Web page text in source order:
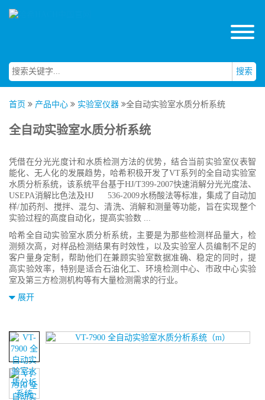
搜索
首页 产品中心 实验室仪器 全自动实验室水质分析系统
全自动实验室水质分析系统
凭借在分光光度计和水质检测方法的优势，结合当前实验室仪表智
能化、无人化的发展趋势，哈希积极开发了VT系列的全自动实验室
水质分析系统，该系统平台基于HJ/T399-2007快速消解分光光度法、
USEPA消解比色法及HJ 536-2009水杨酸法等标准，集成了自动加
样/加药剂、搅拌、混匀、清洗、消解和测量等功能，旨在实现整个
实验过程的高度自动化，提高实验数 ...
哈希全自动实验室水质分析系统，主要是为那些检测样品量大，检
测频次高，对样品检测结果有时效性，以及实验室人员编制不足的
客户量身定制，帮助他们在兼顾实验室数据准确、稳定的同时，提
高实验效率，特别是适合石油化工、环境检测中心、市政中心实验
室及第三方检测机构等有大量检测需求的行业。
展开